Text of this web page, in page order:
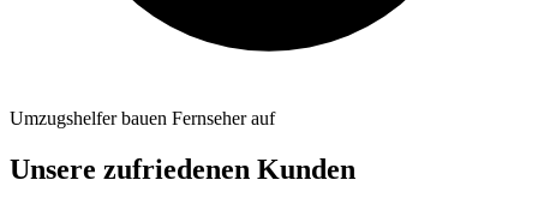
Umzugshelfer bauen Fernseher auf
Unsere zufriedenen Kunden